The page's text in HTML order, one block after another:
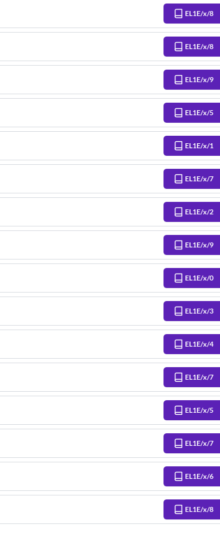
EL1E/x/8
EL1E/x/8
EL1E/x/9
EL1E/x/5
EL1E/x/1
EL1E/x/7
EL1E/x/2
EL1E/x/9
EL1E/x/0
EL1E/x/3
EL1E/x/4
EL1E/x/7
EL1E/x/5
EL1E/x/7
EL1E/x/6
EL1E/x/8